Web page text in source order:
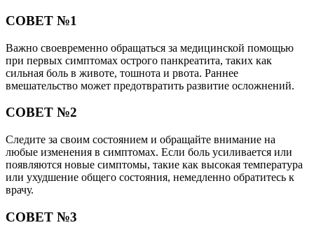
СОВЕТ №1
Важно своевременно обращаться за медицинской помощью
при первых симптомах острого панкреатита, таких как
сильная боль в животе, тошнота и рвота. Раннее
вмешательство может предотвратить развитие осложнений.
СОВЕТ №2
Следите за своим состоянием и обращайте внимание на
любые изменения в симптомах. Если боль усиливается или
появляются новые симптомы, такие как высокая температура
или ухудшение общего состояния, немедленно обратитесь к
врачу.
СОВЕТ №3